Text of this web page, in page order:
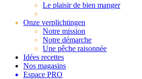
Le plaisir de bien manger
Onze verplichtingen
Notre mission
Notre démarche
Une pêche raisonnée
Idées recettes
Nos magasins
Espace PRO